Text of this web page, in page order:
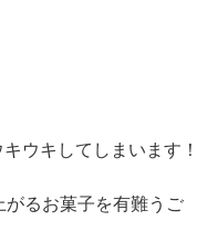
ウキしてしまいます！
がるお菓子を有難うご